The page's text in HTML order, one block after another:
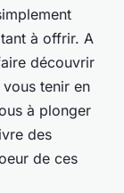
à offrir. A
découvrir
tenir en
à plonger
des
de ces